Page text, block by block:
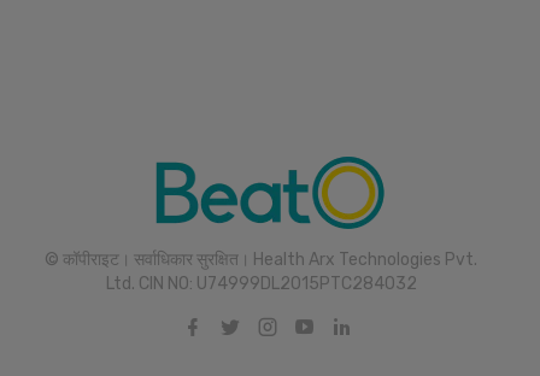
© कॉपीराइट। सर्वाधिकार सुरक्षित। Health Arx Technologies Pvt.
Ltd. CIN NO: U74999DL2015PTC284032